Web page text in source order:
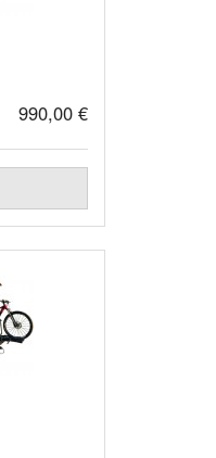
990,00 €